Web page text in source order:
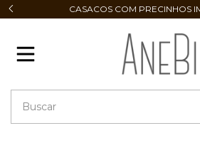
CASACOS COM PRECINHOS